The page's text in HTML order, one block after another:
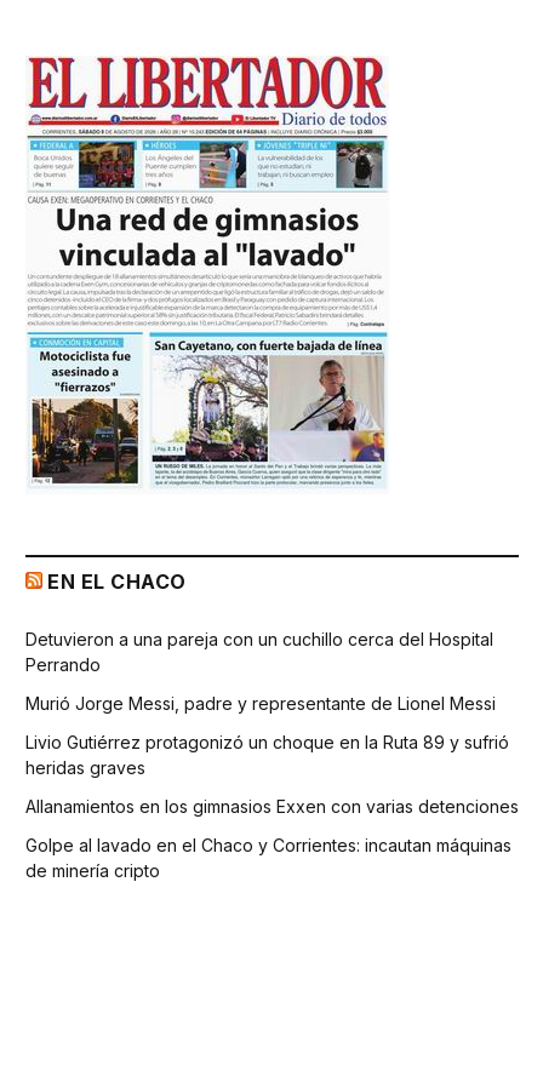
EN EL CHACO
Detuvieron a una pareja con un cuchillo cerca del Hospital
Perrando
Murió Jorge Messi, padre y representante de Lionel Messi
Livio Gutiérrez protagonizó un choque en la Ruta 89 y sufrió
heridas graves
Allanamientos en los gimnasios Exxen con varias detenciones
Golpe al lavado en el Chaco y Corrientes: incautan máquinas
de minería cripto